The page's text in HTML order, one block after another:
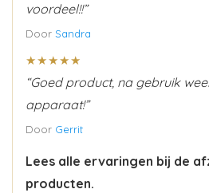
voordeel!!”
Door Sandra
★★★★★
“Goed product, na gebruik
apparaat!”
Door Gerrit
Lees alle ervaringen bij de
producten.